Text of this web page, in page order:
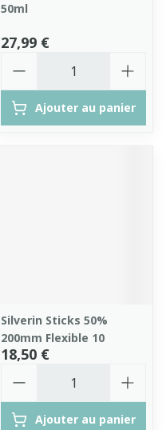
50ml
27,99 €
Ajouter au panier
Silverin Sticks 50%
200mm Flexible 10
18,50 €
Ajouter au panier